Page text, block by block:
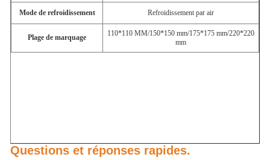
Mode de refroidissement Refroidissement par air
Plage de marquage
110*110 MM/150*150 mm/175*175 mm/220*220
mm
Questions et réponses rapides.